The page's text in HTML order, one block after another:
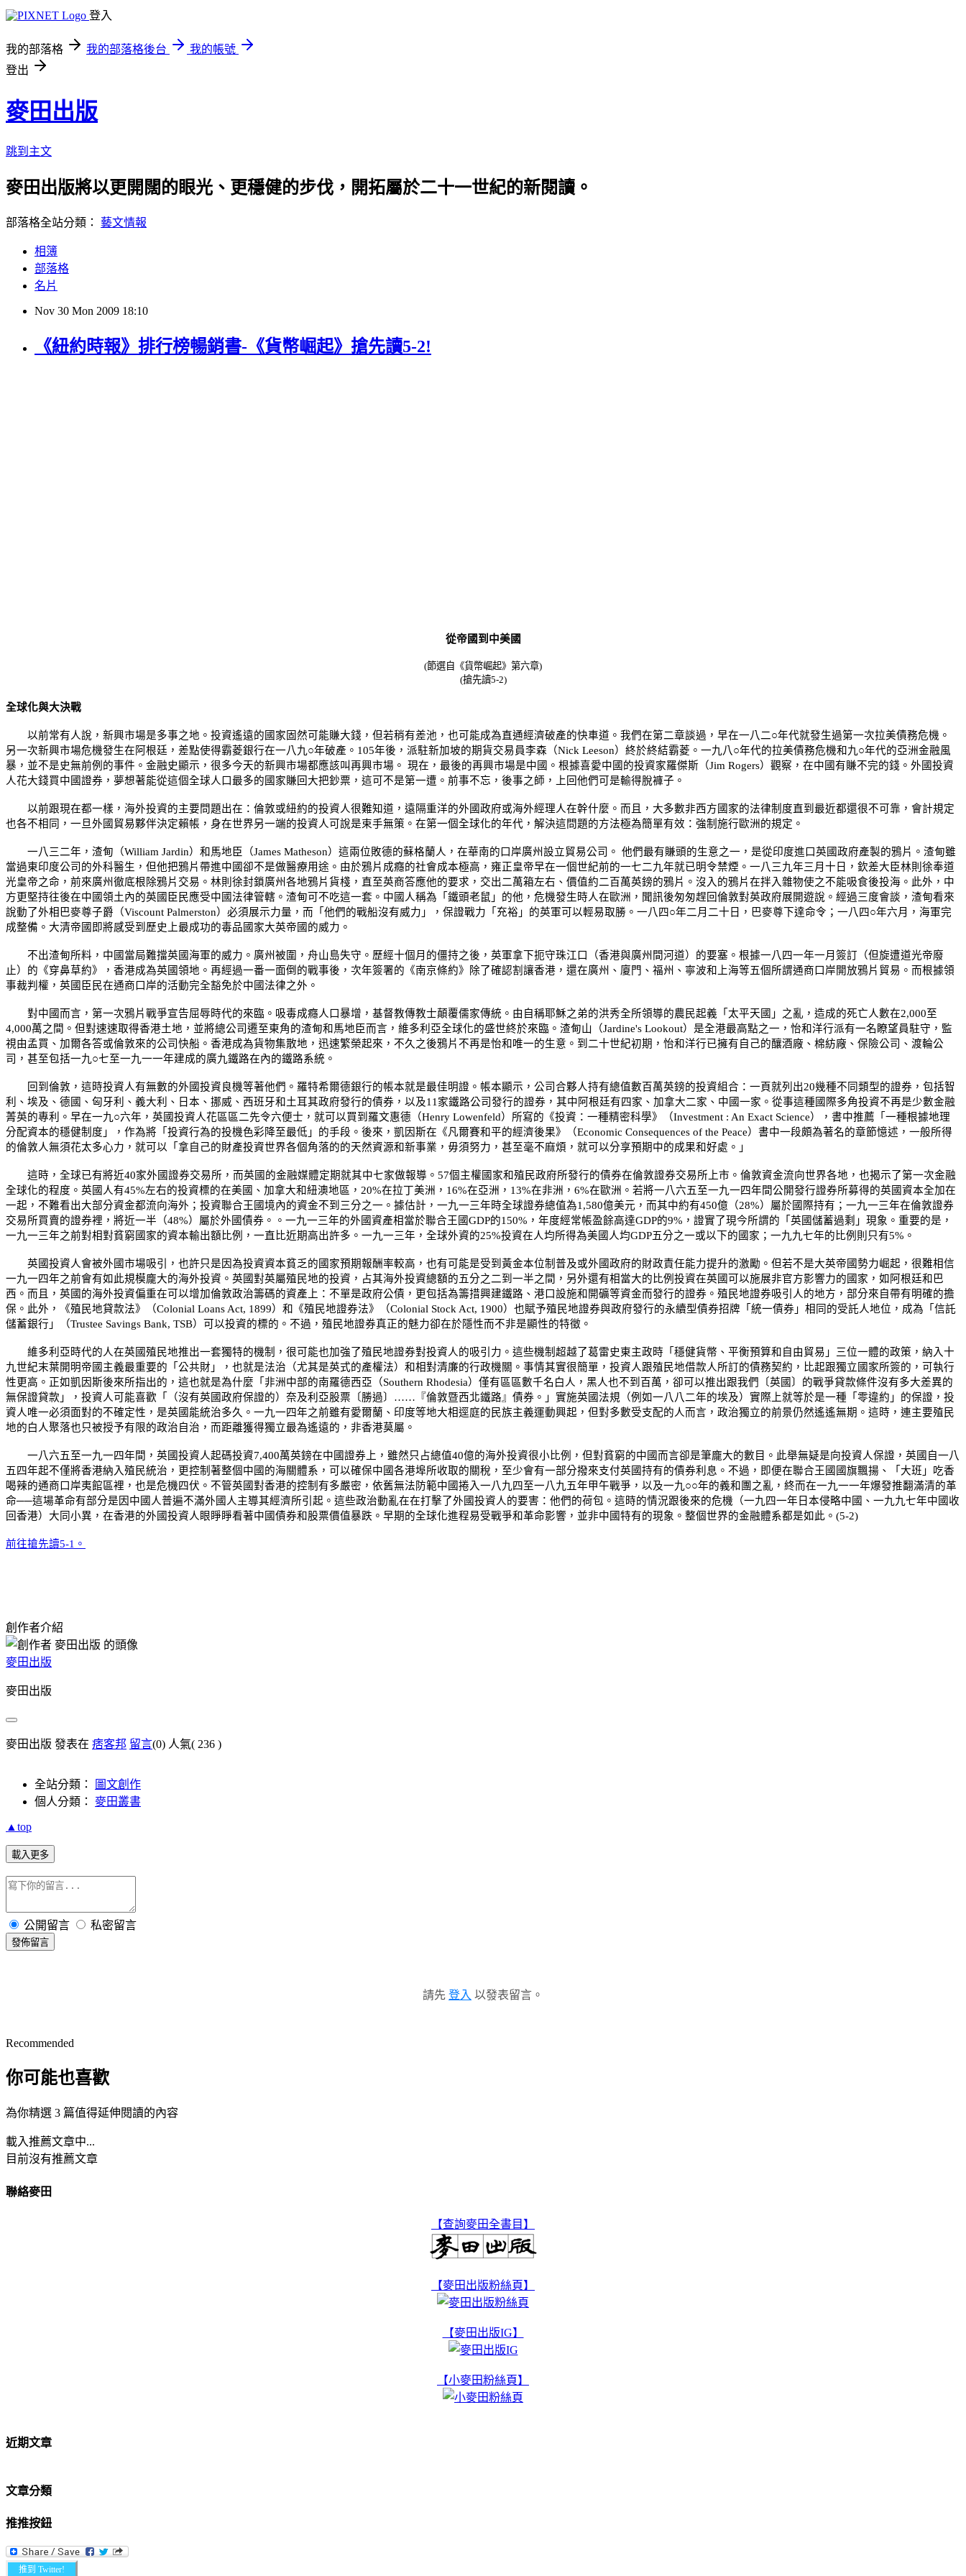
登入
我的部落格 我的部落格後台
我的帳號
登出
麥田出版
跳到主文
麥田出版將以更開闊的眼光、更穩健的步伐，開拓屬於二十一世紀的新閱讀。
部落格全站分類： 藝文情報
相簿
部落格
名片
Nov 30 Mon 2009 18:10
《紐約時報》排行榜暢銷書-《貨幣崛起》搶先讀5-2!
從帝國到中美國
(節選自《貨幣崛起》第六章)
(搶先讀5-2)
全球化與大決戰
以前常有人說，新興市場是多事之地。投資遙遠的國家固然可能賺大錢，但若稍有差池，也可能成為直通經濟破產的快車道。我們在第二章談過，早在一八二○年代就發生過第一次拉美債務危機。
另一次新興市場危機發生在阿根廷，差點使得霸菱銀行在一八九○年破產。 105年後，派駐新加坡的期貨交易員李森（Nick Leeson）終於終結霸菱。一九八○年代的拉美債務危機和九○年代的亞洲金融風
暴，並不是史無前例的事件。金融史顯示，很多今天的新興市場都應該叫再興市場。 現在，最後的再興市場是中國。根據喜愛中國的投資家羅傑斯（Jim Rogers）觀察，在中國有賺不完的錢。外國投資
人花大錢買中國證券，夢想著能從這個全球人口最多的國家賺回大把鈔票，這可不是第一遭。前事不忘，後事之師，上回他們可是輸得脫褲子。
以前跟現在都一樣，海外投資的主要問題出在：倫敦或紐約的投資人很難知道，遠隔重洋的外國政府或海外經理人在幹什麼。而且，大多數非西方國家的法律制度直到最近都還很不可靠，會計規定
也各不相同，一旦外國貿易夥伴決定賴帳，身在世界另一端的投資人可說是束手無策。在第一個全球化的年代，解決這問題的方法極為簡單有效：強制施行歐洲的規定。
一八三二年，渣甸（William Jardin）和馬地臣（James Matheson）這兩位敗德的蘇格蘭人，在華南的口岸廣州設立貿易公司。 他們最有賺頭的生意之一，是從印度進口英國政府產製的鴉片。渣甸雖
當過東印度公司的外科醫生，但他把鴉片帶進中國卻不是做醫療用途。由於鴉片成癮的社會成本極高，雍正皇帝早在一個世紀前的一七二九年就已明令禁煙。一八三九年三月十日，欽差大臣林則徐奉道
光皇帝之命，前來廣州徹底根除鴉片交易。林則徐封鎖廣州各地鴉片貨棧，直至英商答應他的要求，交出二萬箱左右、價值約二百萬英鎊的鴉片。沒入的鴉片在拌入雜物使之不能吸食後投海。此外，中
方更堅持往後在中國領土內的英國臣民應受中國法律管轄。渣甸可不吃這一套。中國人稱為「鐵頭老鼠」的他，危機發生時人在歐洲，聞訊後匆匆趕回倫敦對英政府展開遊說。經過三度會談，渣甸看來
說動了外相巴麥尊子爵（Viscount Palmerston）必須展示力量，而「他們的戰船沒有威力」，保證戰力「充裕」的英軍可以輕易取勝。一八四○年二月二十日，巴麥尊下達命令；一八四○年六月，海軍完
成整備。大清帝國即將感受到歷史上最成功的毒品國家大英帝國的威力。
不出渣甸所料，中國當局難擋英國海軍的威力。廣州被圍，舟山島失守。歷經十個月的僵持之後，英軍拿下扼守珠江口（香港與廣州間河道）的要塞。根據一八四一年一月簽訂（但旋遭道光帝廢
止）的《穿鼻草約》，香港成為英國領地。再經過一番一面倒的戰事後，次年簽署的《南京條約》除了確認割讓香港，還在廣州、廈門、福州、寧波和上海等五個所謂通商口岸開放鴉片貿易。而根據領
事裁判權，英國臣民在通商口岸的活動完全豁免於中國法律之外。
對中國而言，第一次鴉片戰爭宣告屈辱時代的來臨。吸毒成癮人口暴增，基督教傳教士顛覆儒家傳統。由自稱耶穌之弟的洪秀全所領導的農民起義「太平天國」之亂，造成的死亡人數在2,000至
4,000萬之間。但對速速取得香港土地，並將總公司遷至東角的渣甸和馬地臣而言，維多利亞全球化的盛世終於來臨。渣甸山（Jardine's Lookout）是全港最高點之一，怡和洋行派有一名瞭望員駐守，監
視由孟買、加爾各答或倫敦來的公司快船。香港成為貨物集散地，迅速繁榮起來，不久之後鴉片不再是怡和唯一的生意。到二十世紀初期，怡和洋行已擁有自己的釀酒廠、棉紡廠、保險公司、渡輪公
司，甚至包括一九○七至一九一一年建成的廣九鐵路在內的鐵路系統。
回到倫敦，這時投資人有無數的外國投資良機等著他們。羅特希爾德銀行的帳本就是最佳明證。帳本顯示，公司合夥人持有總值數百萬英鎊的投資組合：一頁就列出20幾種不同類型的證券，包括智
利、埃及、德國、匈牙利、義大利、日本、挪威、西班牙和土耳其政府發行的債券，以及11 家鐵路公司發行的證券，其中阿根廷有四家、加拿大二家、中國一家。從事這種國際多角投資不再是少數金融
菁英的專利。早在一九○六年，英國投資人花區區二先令六便士，就可以買到羅文惠德（Henry Lowenfeld）所寫的《投資：一種精密科學》（Investment : An Exact Science），書中推薦「一種根據地理
分配資本的穩健制度」，作為將「投資行為的投機色彩降至最低」的手段。後來，凱因斯在《凡爾賽和平的經濟後果》（Economic Consequences of the Peace）書中一段頗為著名的章節憶述，一般所得
的倫敦人無須花太多心力，就可以「拿自己的財產投資世界各個角落的的天然資源和新事業，毋須努力，甚至毫不麻煩，就可以分享預期中的成果和好處。」
這時，全球已有將近40家外國證券交易所，而英國的金融媒體定期就其中七家做報導。 57個主權國家和殖民政府所發行的債券在倫敦證券交易所上市。倫敦資金流向世界各地，也揭示了第一次金融
全球化的程度。英國人有45%左右的投資標的在美國、加拿大和紐澳地區， 20%在拉丁美洲， 16%在亞洲， 13%在非洲， 6%在歐洲。若將一八六五至一九一四年間公開發行證券所募得的英國資本全加在
一起，不難看出大部分資金都流向海外；投資聯合王國境內的資金不到三分之一。據估計，一九一三年時全球證券總值為1,580億美元，而其中約有450億（28%）屬於國際持有；一九一三年在倫敦證券
交易所買賣的證券裡，將近一半（48%）屬於外國債券。。一九一三年的外國資產相當於聯合王國GDP的150% ，年度經常帳盈餘高達GDP的9% ，證實了現今所謂的「英國儲蓄過剩」現象。重要的是，
一九一三年之前對相對貧窮國家的資本輸出額比例，一直比近期高出許多。一九一三年，全球外資的25%投資在人均所得為美國人均GDP五分之一或以下的國家；一九九七年的比例則只有5% 。
英國投資人會被外國市場吸引，也許只是因為投資資本貧乏的國家預期報酬率較高，也有可能是受到黃金本位制普及或外國政府的財政責任能力提升的激勵。但若不是大英帝國勢力崛起，很難相信
一九一四年之前會有如此規模龐大的海外投資。英國對英屬殖民地的投資，占其海外投資總額的五分之二到一半之間，另外還有相當大的比例投資在英國可以施展非官方影響力的國家，如阿根廷和巴
西。而且，英國的海外投資偏重在可以增加倫敦政治籌碼的資產上：不單是政府公債，更包括為籌措興建鐵路、港口設施和開礦等資金而發行的證券。殖民地證券吸引人的地方，部分來自帶有明確的擔
保。此外，《殖民地貸款法》（Colonial Loans Act, 1899）和《殖民地證券法》（Colonial Stock Act, 1900）也賦予殖民地證券與政府發行的永續型債券招牌「統一債券」相同的受託人地位，成為「信託
儲蓄銀行」（Trustee Savings Bank, TSB）可以投資的標的。不過，殖民地證券真正的魅力卻在於隱性而不非是顯性的特徵。
維多利亞時代的人在英國殖民地推出一套獨特的機制，很可能也加強了殖民地證券對投資人的吸引力。這些機制超越了葛雷史東主政時「穩健貨幣、平衡預算和自由貿易」三位一體的政策，納入十
九世紀末葉開明帝國主義最重要的「公共財」，也就是法治（尤其是英式的產權法）和相對清廉的行政機關。事情其實很簡單，投資人跟殖民地借款人所訂的債務契約，比起跟獨立國家所簽的，可執行
性更高。正如凱因斯後來所指出的，這也就是為什麼「非洲中部的南羅德西亞（Southern Rhodesia）僅有區區數千名白人，黑人也不到百萬，卻可以推出跟我們〔英國〕的戰爭貸款條件沒有多大差異的
無保證貸款」，投資人可能喜歡「（沒有英國政府保證的）奈及利亞股票〔勝過〕……『倫敦暨西北鐵路』債券。」實施英國法規（例如一八八二年的埃及）實際上就等於是一種「零違約」的保證，投
資人唯一必須面對的不確定性，是英國能統治多久。一九一四年之前雖有愛爾蘭、印度等地大相逕庭的民族主義運動興起，但對多數受支配的人而言，政治獨立的前景仍然遙遙無期。這時，連主要殖民
地的白人聚落也只被授予有限的政治自治，而距離獲得獨立最為遙遠的，非香港莫屬。
一八六五至一九一四年間，英國投資人起碼投資7,400萬英鎊在中國證券上，雖然只占總值40億的海外投資很小比例，但對貧窮的中國而言卻是筆龐大的數目。此舉無疑是向投資人保證，英國自一八
五四年起不僅將香港納入殖民統治，更控制著整個中國的海關體系，可以確保中國各港埠所收取的關稅，至少會有一部分撥來支付英國持有的債券利息。不過，即便在聯合王國國旗飄揚、「大班」吃香
喝辣的通商口岸夷館區裡，也是危機四伏。不管英國對香港的控制有多嚴密，依舊無法防範中國捲入一八九四至一八九五年甲午戰爭，以及一九○○年的義和團之亂，終而在一九一一年爆發推翻滿清的革
命──這場革命有部分是因中國人普遍不滿外國人主導其經濟所引起。這些政治動亂在在打擊了外國投資人的要害：他們的荷包。這時的情況跟後來的危機（一九四一年日本侵略中國、一九九七年中國收
回香港）大同小異，在香港的外國投資人眼睜睜看著中國債券和股票價值暴跌。早期的全球化進程易受戰爭和革命影響，並非中國特有的現象。整個世界的金融體系都是如此。(5-2)
前往搶先讀5-1。
創作者介紹
麥田出版
麥田出版
麥田出版 發表在 痞客邦 留言(0) 人氣( 236 )
全站分類：
圖文創作
個人分類： 麥田叢書
▲top
載入更多
公開留言 私密留言
發佈留言
請先 登入 以發表留言。
Recommended
你可能也喜歡
為你精選 3 篇值得延伸閱讀的內容
載入推薦文章中...
目前沒有推薦文章
聯絡麥田
【查詢麥田全書目】
【麥田出版粉絲頁】
【麥田出版IG】
【小麥田粉絲頁】
近期文章
文章分類
推推按鈕
推到 Twitter!